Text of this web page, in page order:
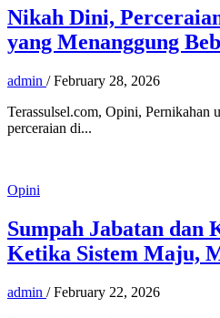
Nikah Dini,
yang Menanggung
admin / February 28, 2026
Terassulsel.com, Opini, Pernikahan
perceraian di...
Opini
Sumpah Jabatan dan
Ketika Sistem Maju,
admin / February 22, 2026